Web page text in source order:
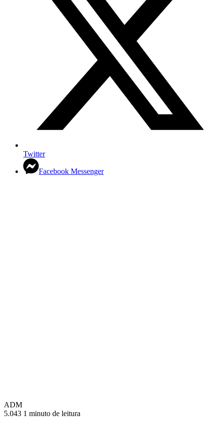
Twitter
Facebook Messenger
ADM
5.043 1 minuto de leitura